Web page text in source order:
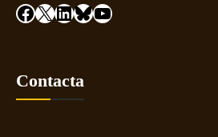
Facebook X LinkedIn Bluesky YouTube
Contacta